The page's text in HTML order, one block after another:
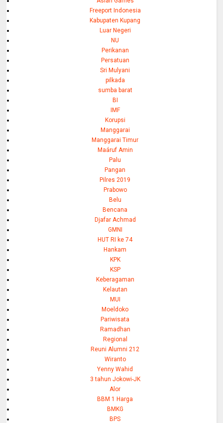
Freeport Indonesia
Kabupaten Kupang
Luar Negeri
NU
Perikanan
Persatuan
Sri Mulyani
pilkada
sumba barat
BI
IMF
Korupsi
Manggarai
Manggarai Timur
Maáruf Amin
Palu
Pangan
Pilres 2019
Prabowo
Belu
Bencana
Djafar Achmad
GMNI
HUT RI ke 74
Hankam
KPK
KSP
Keberagaman
Kelautan
MUI
Moeldoko
Pariwisata
Ramadhan
Regional
Reuni Alumni 212
Wiranto
Yenny Wahid
3 tahun Jokowi-JK
Alor
BBM 1 Harga
BMKG
BPS